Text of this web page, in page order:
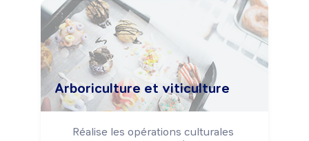
Arboriculture et viticulture
Réalise les opérations culturales